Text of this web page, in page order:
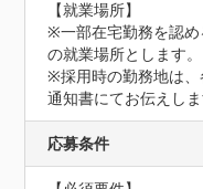
【就業場所】
※一部在宅勤務を認め
の就業場所とします。
※採用時の勤務地は、
通知書にてお伝えしま
応募条件